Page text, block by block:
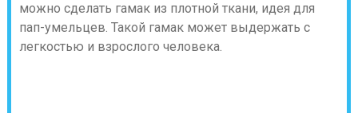
можно сделать гамак из плотной ткани, идея для
пап-умельцев. Такой гамак может выдержать с
легкостью и взрослого человека.